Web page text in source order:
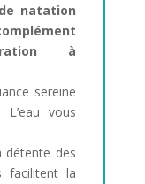
natation
à
sereine
L’eau vous
détente des
facilitent la